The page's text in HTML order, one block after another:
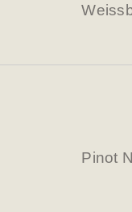
Pinot